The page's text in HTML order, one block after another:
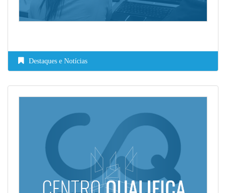
Destaques e Notícias